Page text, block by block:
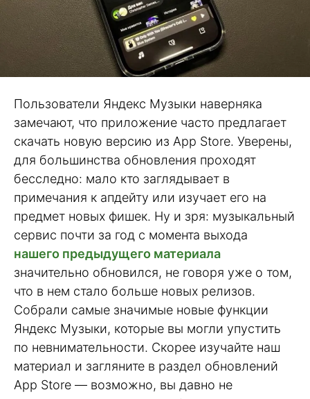
Пользователи Яндекс Музыки наверняка
замечают, что приложение часто предлагает
скачать новую версию из App Store. Уверены,
для большинства обновления проходят
бесследно: мало кто заглядывает в
примечания к апдейту или изучает его на
предмет новых фишек. Ну и зря: музыкальный
сервис почти за год с момента выхода
нашего предыдущего материала
значительно обновился, не говоря уже о том,
что в нем стало больше новых релизов.
Собрали самые значимые новые функции
Яндекс Музыки, которые вы могли упустить
по невнимательности. Скорее изучайте наш
материал и загляните в раздел обновлений
App Store — возможно, вы давно не